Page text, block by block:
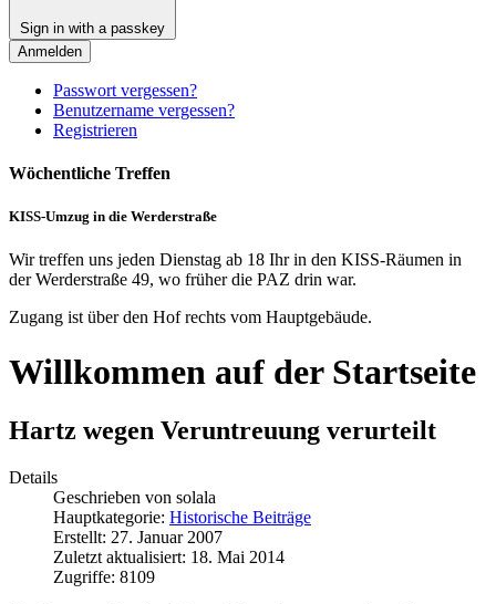
Sign in with a passkey
Anmelden
Passwort vergessen?
Benutzername vergessen?
Registrieren
Wöchentliche Treffen
KISS-Umzug in die Werderstraße
Wir treffen uns jeden Dienstag ab 18 Ihr in den KISS-Räumen in
der Werderstraße 49, wo früher die PAZ drin war.
Zugang ist über den Hof rechts vom Hauptgebäude.
Willkommen auf der Startseite
Hartz wegen Veruntreuung verurteilt
Details
Geschrieben von solala
Hauptkategorie: Historische Beiträge
Erstellt: 27. Januar 2007
Zuletzt aktualisiert: 18. Mai 2014
Zugriffe: 8109